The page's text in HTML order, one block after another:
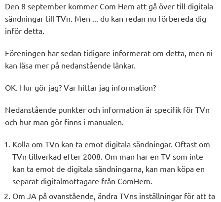
Den 8 september kommer Com Hem att gå över till digitala
sändningar till TVn. Men ... du kan redan nu förbereda dig
inför detta.
Föreningen har sedan tidigare informerat om detta, men ni
kan läsa mer på nedanstående länkar.
OK. Hur gör jag? Var hittar jag information?
Nedanstående punkter och information är specifik för TVn
och hur man gör finns i manualen.
Kolla om TVn kan ta emot digitala sändningar. Oftast om
TVn tillverkad efter 2008. Om man har en TV som inte
kan ta emot de digitala sändningarna, kan man köpa en
separat digitalmottagare från ComHem.
Om JA på ovanstående, ändra TVns inställningar för att ta